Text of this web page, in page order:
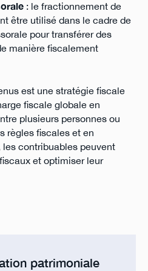
: le fractionnement de
être utilisé dans le cadre de
pour transférer des
manière fiscalement
est une stratégie fiscale
fiscale globale en
plusieurs personnes ou
règles fiscales et en
contribuables peuvent
et optimiser leur
patrimoniale